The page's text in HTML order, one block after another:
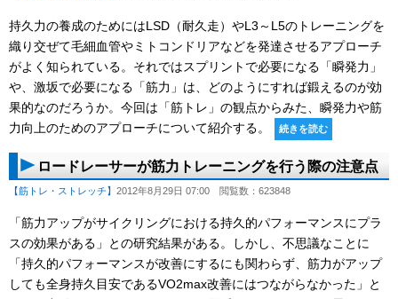
持久力の養成のためにはLSD（耐久走）やL3～L5のトレーニングを
織り交ぜて毛細血管やミトコンドリアなどを発達させるアプローチ
がよく知られている。それではスプリントで必要になる「瞬発力」
や、激坂で必要になる「筋力」は、どのようにすれば鍛えるのが効
果的なのだろうか。今回は「筋トレ」の観点からみた、瞬発力や筋
力向上のためのアプローチについて紹介する。
続きを読む
ロードレーサーが筋力トレーニングを行う際の注意点
【筋トレ・ストレッチ】 2012年8月29日 07:00 閲覧数：623848
「筋力アップがサイクリングにおける持久的パフォーマンスにプラ
スの効果がある」との研究結果がある。しかし、不思議なことに
「持久的パフォーマンスが改善にするにも関わらず、筋力がアップ
しても全身持久目安であるVO2max改善にはつながらなかった」と